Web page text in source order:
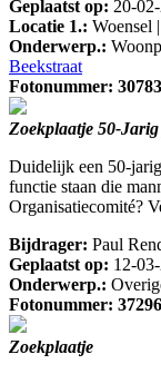
Geplaatst op: 20-
Locatie 1.: Woensel |
Onderwerp.:
Beekstraat
Fotonummer: 30783
Zoekplaatje 50-
Duidelijk een 50-
functie staan die
Organisatiecomité?
Bijdrager: Paul
Geplaatst op: 12-
Onderwerp.:
Fotonummer: 37296
Zoekplaatje